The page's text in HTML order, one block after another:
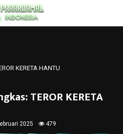
KERETA HANTU
TEROR KERETA
2025 479